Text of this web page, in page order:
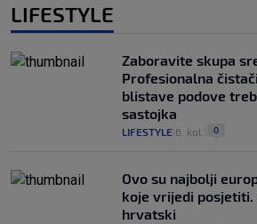
LIFESTYLE
Zaboravite skupa
Profesionalna
blistave podove
sastojka
LIFESTYLE 6. kol. 0
Ovo su najbolji
koje vrijedi posjetiti.
hrvatski